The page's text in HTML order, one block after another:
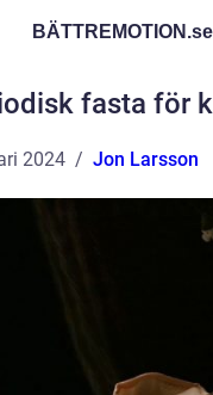
BÄTTREMOTION.se
fasta för
2024 Jon Larsson